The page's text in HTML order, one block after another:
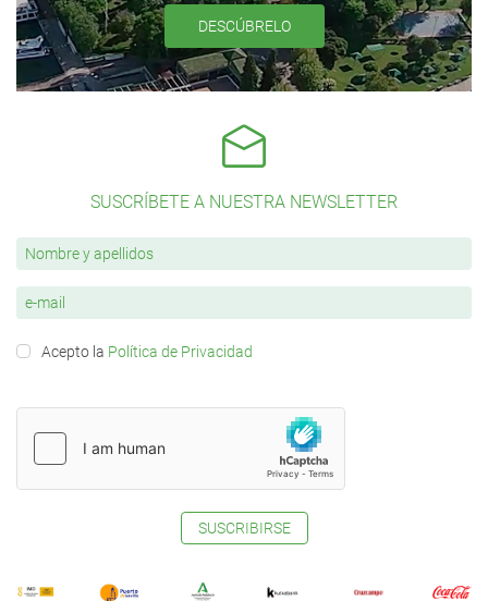
DESCÚBRELO
SUSCRÍBETE A NUESTRA NEWSLETTER
Acepto la Política de Privacidad
SUSCRIBIRSE